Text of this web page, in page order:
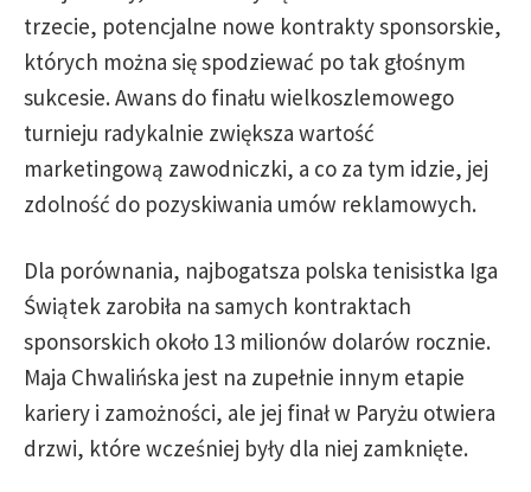
trzecie, potencjalne nowe kontrakty sponsorskie,
których można się spodziewać po tak głośnym
sukcesie. Awans do finału wielkoszlemowego
turnieju radykalnie zwiększa wartość
marketingową zawodniczki, a co za tym idzie, jej
zdolność do pozyskiwania umów reklamowych.
Dla porównania, najbogatsza polska tenisistka Iga
Świątek zarobiła na samych kontraktach
sponsorskich około 13 milionów dolarów rocznie.
Maja Chwalińska jest na zupełnie innym etapie
kariery i zamożności, ale jej finał w Paryżu otwiera
drzwi, które wcześniej były dla niej zamknięte.